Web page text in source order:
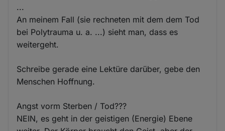
...
An meinem Fall (sie rechneten mit dem dem Tod
bei Polytrauma u. a. ...) sieht man, dass es
weitergeht.
Schreibe gerade eine Lektüre darüber, gebe den
Menschen Hoffnung.
Angst vorm Sterben / Tod???
NEIN, es geht in der geistigen (Energie) Ebene